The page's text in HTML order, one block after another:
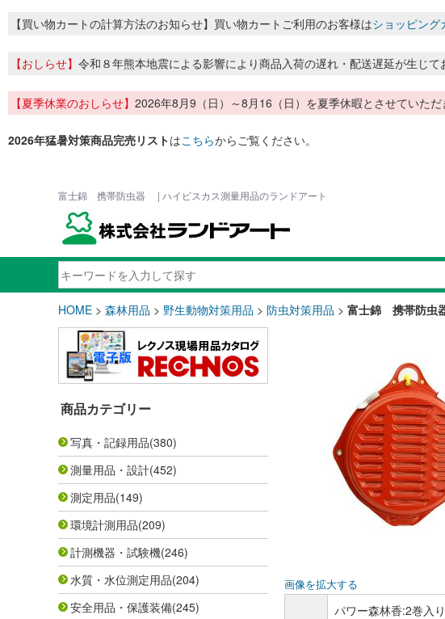
【買い物カートの計算方法のお知らせ】買い物カートご利用のお客様はショッピング
【おしらせ】 令和８年熊本地震による影響により商品入荷の遅れ・配送遅延が生じ
【夏季休業のおしらせ】 2026年8月9（日）～8月16（日）を夏季休暇とさせていた
2026年猛暑対策商品完売リストはこちらからご覧ください。
富士錦 携帯防虫器 | ハイビスカス測量用品のランドアート
HOME > 森林用品 > 野生動物対策用品 > 防虫対策用品 > 富士錦 携帯防虫
商品カテゴリー
写真・記録用品(380)
測量用品・設計(452)
測定用品(149)
環境計測用品(209)
計測機器・試験機(246)
水質・水位測定用品(204)
安全用品・保護装備(245)
画像を拡大する
パワー森林香:2巻入